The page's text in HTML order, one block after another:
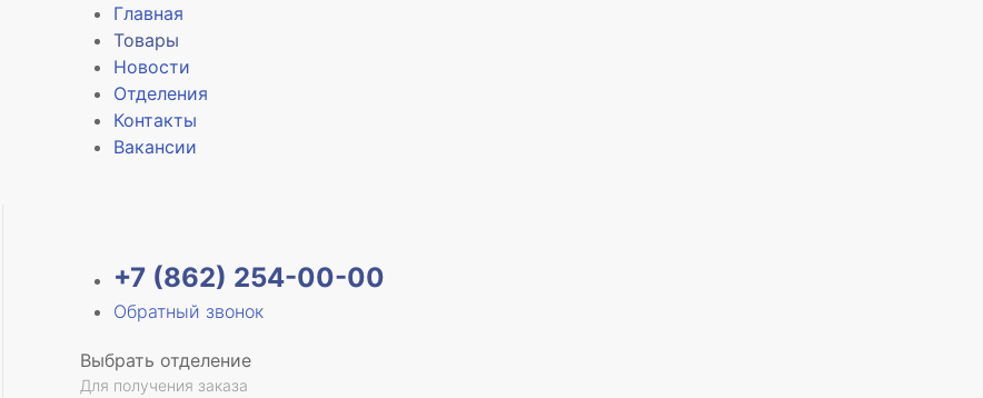
Главная
Товары
Новости
Отделения
Контакты
Вакансии
+7 (862) 254-00-00
Обратный звонок
Выбрать отделение
Для получения заказа